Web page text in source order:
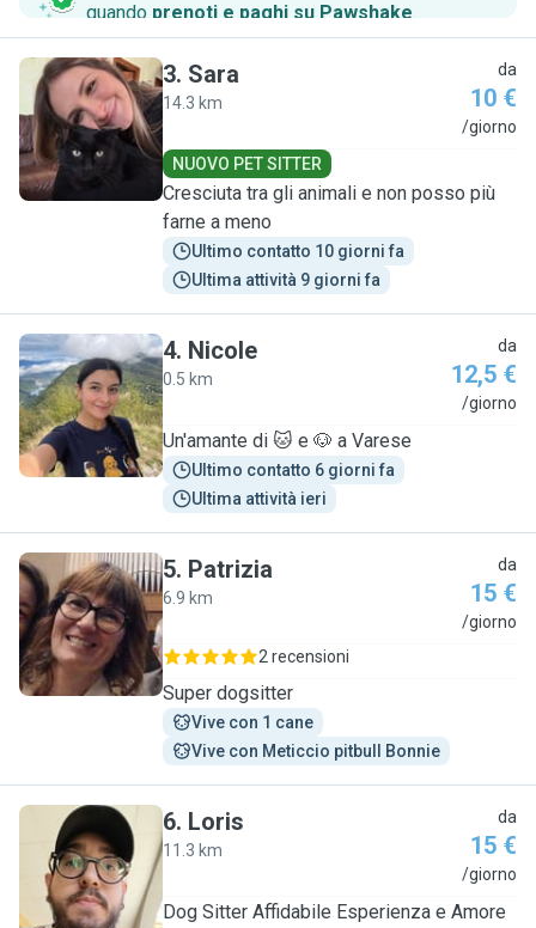
quando prenoti e paghi su Pawshake.
S
3. Sara
14.3 km
da
10 €
/giorno
NUOVO PET SITTER
Cresciuta tra gli animali e non posso più
farne a meno
Ultimo contatto 10 giorni fa
Ultima attività 9 giorni fa
N
4. Nicole
0.5 km
da
12,5 €
/giorno
Un'amante di 🐱 e 🐶 a Varese
Ultimo contatto 6 giorni fa
Ultima attività ieri
P
5. Patrizia
6.9 km
da
15 €
/giorno
2 recensioni
Super dogsitter
Vive con 1 cane
Vive con Meticcio pitbull Bonnie
L
6. Loris
11.3 km
da
15 €
/giorno
Dog Sitter Affidabile Esperienza e Amore